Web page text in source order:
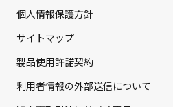
個人情報保護方針
サイトマップ
製品使用許諾契約
利用者情報の外部送信について